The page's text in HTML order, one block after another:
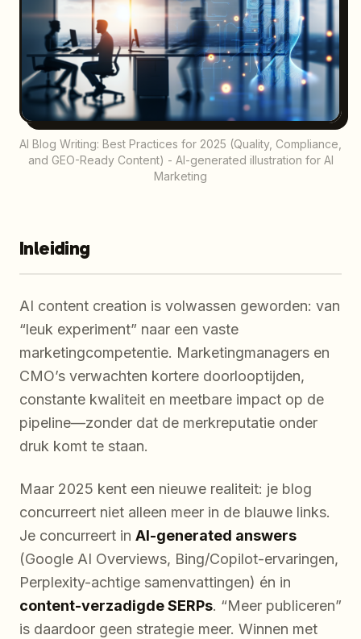
AI Blog Writing: Best Practices for 2025 (Quality, Compliance,
and GEO-Ready Content) - AI-generated illustration for AI
Marketing
Inleiding
AI content creation is volwassen geworden: van
“leuk experiment” naar een vaste
marketingcompetentie. Marketingmanagers en
CMO’s verwachten kortere doorlooptijden,
constante kwaliteit en meetbare impact op de
pipeline—zonder dat de merkreputatie onder
druk komt te staan.
Maar 2025 kent een nieuwe realiteit: je blog
concurreert niet alleen meer in de blauwe links.
Je concurreert in AI-generated answers
(Google AI Overviews, Bing/Copilot-ervaringen,
Perplexity-achtige samenvattingen) én in
content-verzadigde SERPs. “Meer publiceren”
is daardoor geen strategie meer. Winnen met